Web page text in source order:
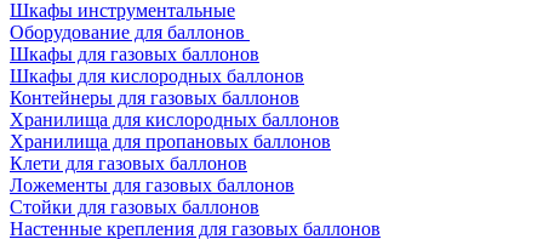
Шкафы инструментальные
Оборудование для баллонов
Шкафы для газовых баллонов
Шкафы для кислородных баллонов
Контейнеры для газовых баллонов
Хранилища для кислородных баллонов
Хранилища для пропановых баллонов
Клети для газовых баллонов
Ложементы для газовых баллонов
Стойки для газовых баллонов
Настенные крепления для газовых баллонов